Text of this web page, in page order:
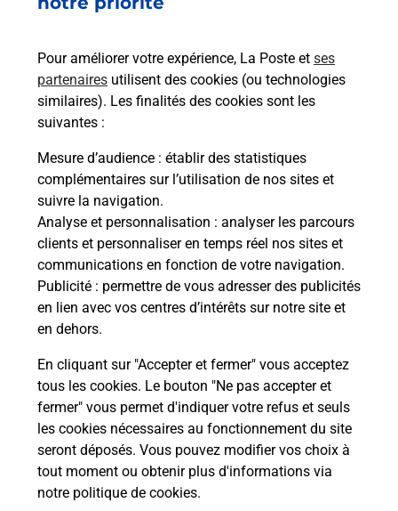
Pour améliorer votre expérience, La Poste et ses
partenaires utilisent des cookies (ou technologies
similaires). Les finalités des cookies sont les
suivantes :
Mesure d’audience : établir des statistiques
complémentaires sur l’utilisation de nos sites et
suivre la navigation.
Analyse et personnalisation : analyser les parcours
clients et personnaliser en temps réel nos sites et
communications en fonction de votre navigation.
Publicité : permettre de vous adresser des publicités
en lien avec vos centres d’intérêts sur notre site et
en dehors.
En cliquant sur "Accepter et fermer" vous acceptez
tous les cookies. Le bouton "Ne pas accepter et
fermer" vous permet d'indiquer votre refus et seuls
les cookies nécessaires au fonctionnement du site
seront déposés. Vous pouvez modifier vos choix à
tout moment ou obtenir plus d'informations via
notre politique de cookies.
emballage directement depuis un
Comment demander une
modification de livraison ?
Comment La Poste participe-t-elle
à votre sécurité au quotidien ?
Puis-je passer mon code de la route
avec La Poste et sous quelles
conditions ?
Localiser Liste Loir-et-Cher BRACIEUX